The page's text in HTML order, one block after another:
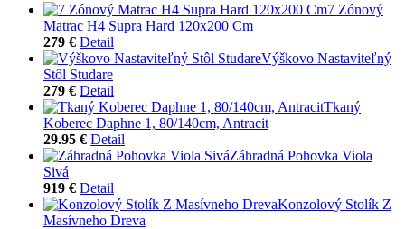
7 Zónový
Matrac H4 Supra Hard 120x200 Cm
279 € Detail
Výškovo Nastaviteľný
Stôl Studare
279 € Detail
Tkaný
Koberec Daphne 1, 80/140cm, Antracit
29.95 € Detail
Záhradná Pohovka Viola
Sivá
919 € Detail
Konzolový Stolík Z
Masívneho Dreva